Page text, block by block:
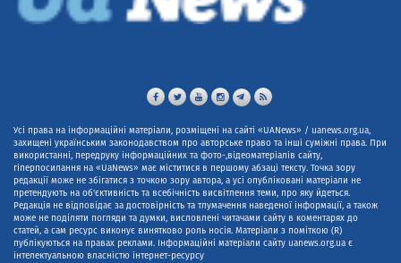
Усі права на інформаційні матеріали, розміщені на сайті «UANews» / uanews.org.ua,
захищені українським законодавством про авторське право та інші суміжні права. При
використанні, передруку інформаційних та фото-,відеоматеріалів сайту,
гіперпосилання на «UaNews» має міститися в першому абзаці тексту. Точка зору
редакції може не збігатися з точкою зору автора, а усі опубліковані матеріали не
претендують на об'єктивність та всебічність висвітлення теми, про яку йдеться.
Редакція не відповідає за достовірність та тлумачення наведеної інформації, а також
може не поділяти погляди та думки, висловлені читачами сайту в коментарях до
статей, а сам ресурс виконує винятково роль носія. Матеріали з поміткою (R)
публікуються на правах реклами. Інформаційні матеріали сайту uanews.org.ua є
інтелектуальною власністю інтернет-ресурсу